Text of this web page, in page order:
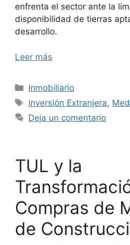
enfrenta el sector ante la
disponibilidad de tierras
desarrollo.
Leer más
Categorías
Inmobiliario
Etiquetas
Inversión Extranjera,
Deja un comentario
TUL y la
Compras de
de